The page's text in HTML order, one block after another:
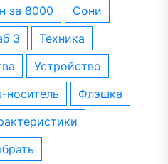
за 8000
сони
3
техника
устройство
носитель
флэшка